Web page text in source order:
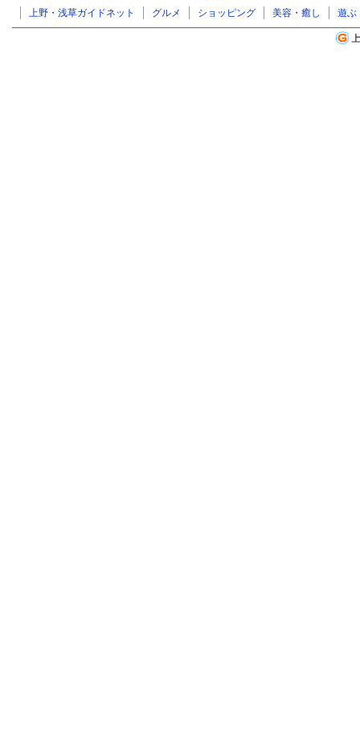
上野・浅草ガイドネット グルメ ショッピング 美容・癒し 遊ぶ